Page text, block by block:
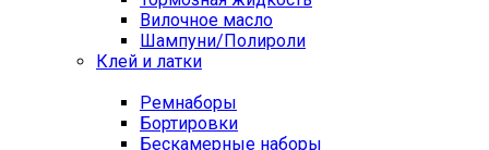
Вилочное масло
Шампуни/Полироли
Клей и латки
Ремнаборы
Бортировки
Бескамерные наборы